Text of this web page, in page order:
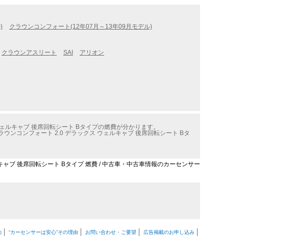
クラウンコンフォート(12年07月～13年09月モデル)
クラウンアスリート SAI アリオン
キャブ 後席回転シート Bタイプの燃費が分かります。
ンコンフォート 2.0 デラックス ウェルキャブ 後席回転シート Bタ
ブ 後席回転シート Bタイプ 燃費 / 中古車・中古車情報のカーセンサー
“カーセンサーは安心”その理由 お問い合わせ・ご要望 広告掲載のお申し込み